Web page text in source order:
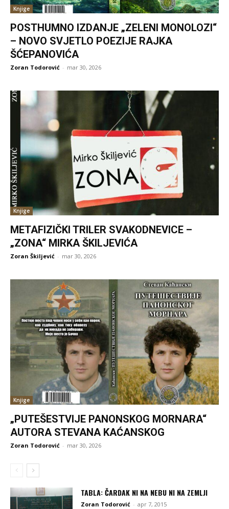
Knjige
POSTHUMNO IZDANJE „ZELENI MONOLOZI“
– NOVO SVJETLO POEZIJE RAJKA
ŠĆEPANOVIĆA
Zoran Todorović - mar 30, 2026
Knjige
METAFIZIČKI TRILER SVAKODNEVICE –
„ZONA“ MIRKA ŠKILJEVIĆA
Zoran Škiljević - mar 30, 2026
Knjige
„PUTEŠESTVIJE PANONSKOG MORNARA“
AUTORA STEVANA KAĆANSKOG
Zoran Todorović - mar 30, 2026
TABLA: ČARDAK NI NA NEBU NI NA ZEMLJI
Zoran Todorović - apr 7, 2015